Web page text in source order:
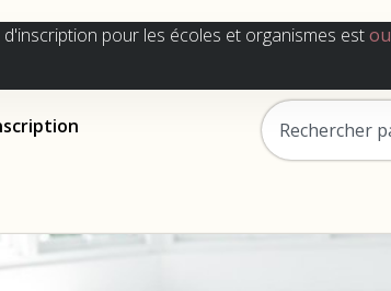
pour les écoles et organismes est